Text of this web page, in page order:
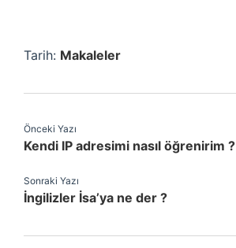
Tarih: Makaleler
Önceki Yazı
Kendi IP adresimi nasıl öğrenirim ?
Sonraki Yazı
İngilizler İsa’ya ne der ?